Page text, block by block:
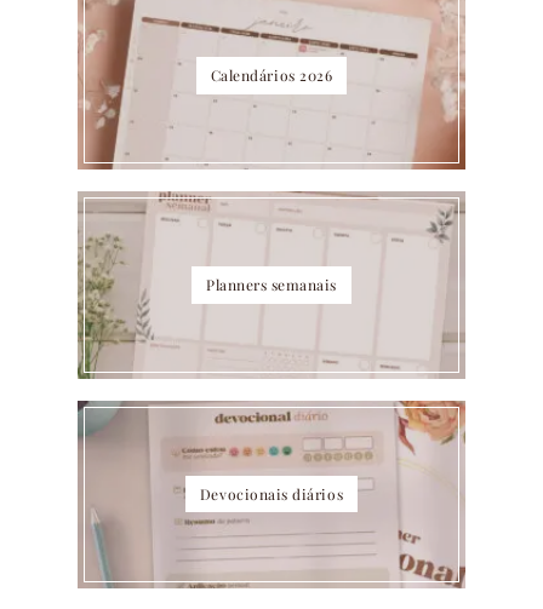
Calendários 2026
Planners semanais
Devocionais diários